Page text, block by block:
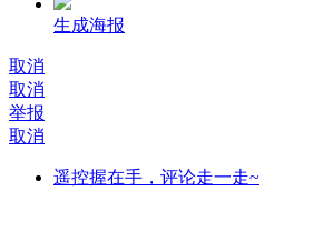
生成海报
取消
取消
举报
取消
遥控握在手，评论走一走~